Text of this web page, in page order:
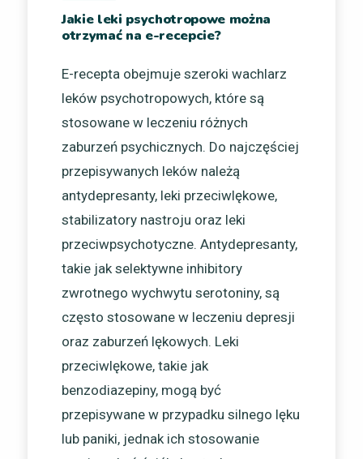
Jakie leki psychotropowe można
otrzymać na e-recepcie?
E-recepta obejmuje szeroki wachlarz
leków psychotropowych, które są
stosowane w leczeniu różnych
zaburzeń psychicznych. Do najczęściej
przepisywanych leków należą
antydepresanty, leki przeciwlękowe,
stabilizatory nastroju oraz leki
przeciwpsychotyczne. Antydepresanty,
takie jak selektywne inhibitory
zwrotnego wychwytu serotoniny, są
często stosowane w leczeniu depresji
oraz zaburzeń lękowych. Leki
przeciwlękowe, takie jak
benzodiazepiny, mogą być
przepisywane w przypadku silnego lęku
lub paniki, jednak ich stosowanie